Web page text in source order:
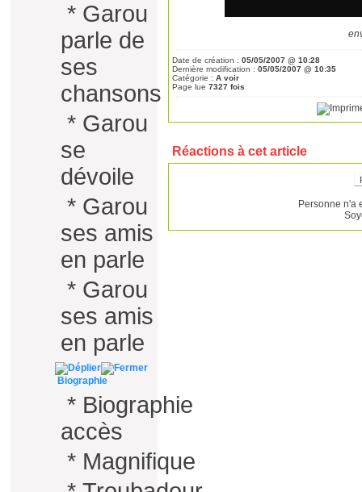
* Garou
parle de
ses
chansons
* Garou
se
dévoile
* Garou
ses amis
en parle
* Garou
ses amis
en parle
Biographie
* Biographie
accès
* Magnifique
Date de création : 05/05/2007 @ 10:28
Dernière modification : 05/05/2007 @ 10:35
Catégorie : A voir
Page lue 7327 fois
Réactions à cet article
Personne n'a